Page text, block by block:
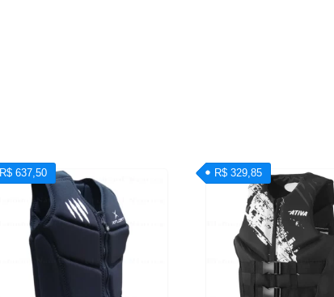
R$ 637,50 R$ 329,85